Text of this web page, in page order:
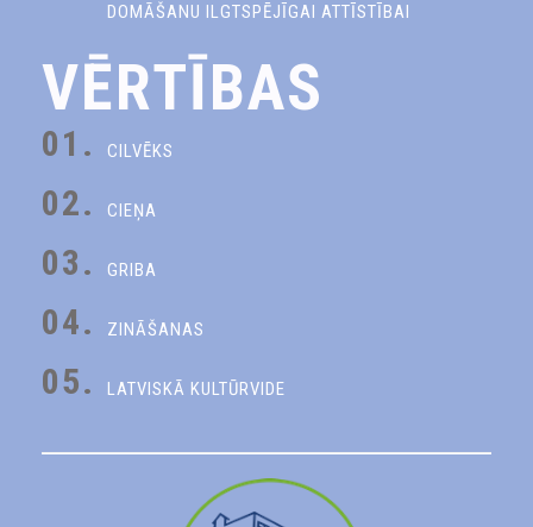
DOMĀŠANU ILGTSPĒJĪGAI ATTĪSTĪBAI
VĒRTĪBAS
01. CILVĒKS
02. CIEŅA
03. GRIBA
04. ZINĀŠANAS
05. LATVISKĀ KULTŪRVIDE